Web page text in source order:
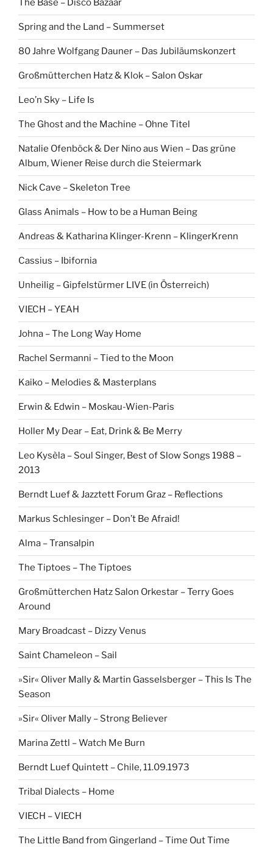
The Base – Disco Bazaar
Spring and the Land – Summerset
80 Jahre Wolfgang Dauner – Das Jubiläumskonzert
Großmütterchen Hatz & Klok – Salon Oskar
Leo’n Sky – Life Is
The Ghost and the Machine – Ohne Titel
Natalie Ofenböck & Der Nino aus Wien – Das grüne
Album, Wiener Reise durch die Steiermark
Nick Cave – Skeleton Tree
Glass Animals – How to be a Human Being
Andreas & Katharina Klinger-Krenn – KlingerKrenn
Cassius – Ibifornia
Unheilig – Gipfelstürmer LIVE (in Österreich)
VIECH – YEAH
Johna – The Long Way Home
Rachel Sermanni – Tied to the Moon
Kaiko – Melodies & Masterplans
Erwin & Edwin – Moskau-Wien-Paris
Holler My Dear – Eat, Drink & Be Merry
Leo Kysèla – Soul Singer, Best of Slow Songs 1988 –
2013
Berndt Luef & Jazztett Forum Graz – Reflections
Markus Schlesinger – Don’t Be Afraid!
Alma – Transalpin
The Tiptoes – The Tiptoes
Großmütterchen Hatz Salon Orkestar – Terry Goes
Around
Mary Broadcast – Dizzy Venus
Saint Chameleon – Sail
»Sir« Oliver Mally & Martin Gasselsberger – This Is The
Season
»Sir« Oliver Mally – Strong Believer
Marina Zettl – Watch Me Burn
Berndt Luef Quintett – Chile, 11.09.1973
Tribal Dialects – Home
VIECH – VIECH
The Little Band from Gingerland – Time Out Time